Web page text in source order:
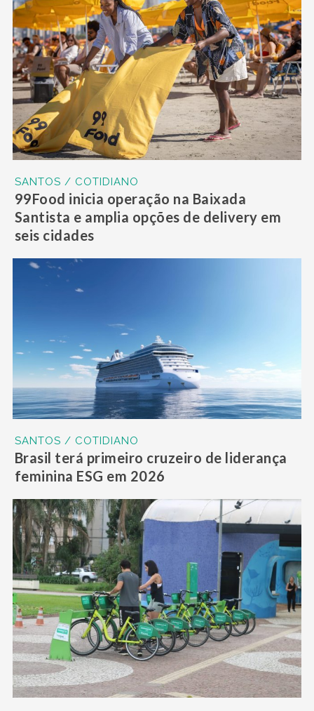
SANTOS / COTIDIANO
99Food inicia operação na Baixada
Santista e amplia opções de delivery em
seis cidades
SANTOS / COTIDIANO
Brasil terá primeiro cruzeiro de liderança
feminina ESG em 2026